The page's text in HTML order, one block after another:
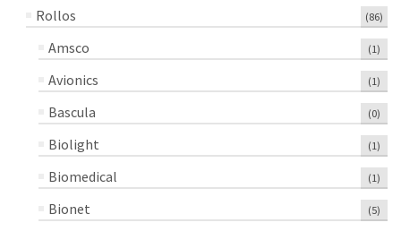
Rollos (86)
Amsco (1)
Avionics (1)
Bascula (0)
Biolight (1)
Biomedical (1)
Bionet (5)